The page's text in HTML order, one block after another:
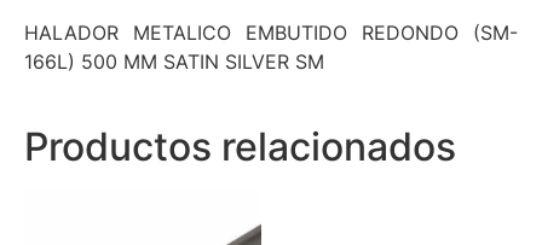
HALADOR METALICO EMBUTIDO REDONDO (SM-
166L) 500 MM SATIN SILVER SM
Productos relacionados